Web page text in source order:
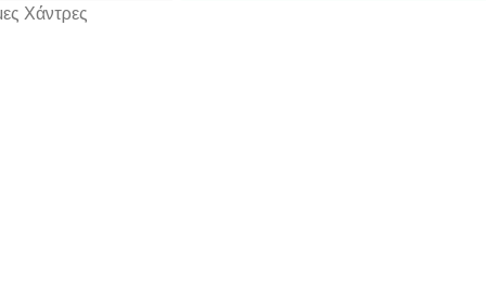
Χάντρες